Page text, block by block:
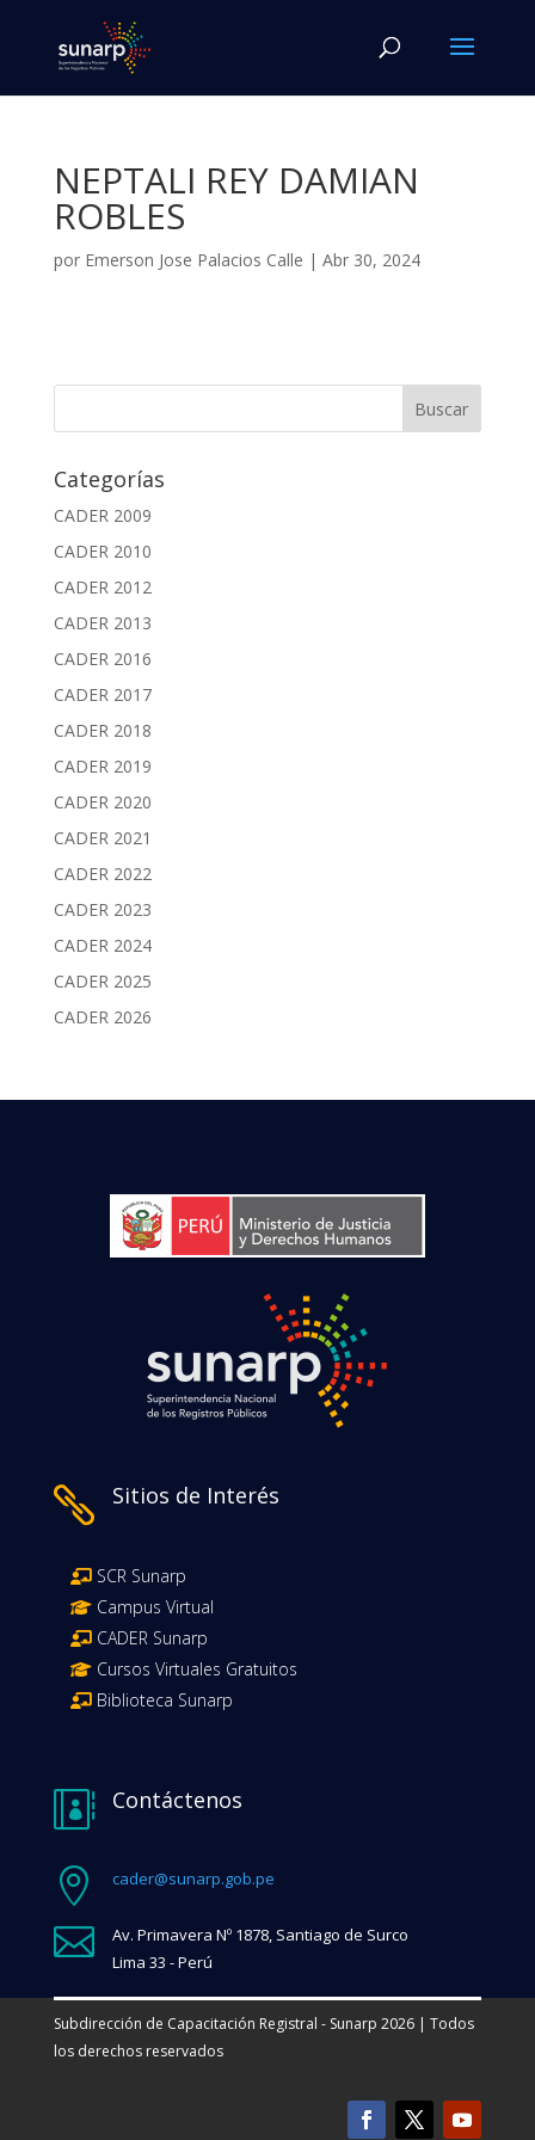
NEPTALI REY DAMIAN
ROBLES
por Emerson Jose Palacios Calle | Abr 30, 2024
Categorías
CADER 2009
CADER 2010
CADER 2012
CADER 2013
CADER 2016
CADER 2017
CADER 2018
CADER 2019
CADER 2020
CADER 2021
CADER 2022
CADER 2023
CADER 2024
CADER 2025
CADER 2026
 Sitios de Interés
SCR Sunarp
Campus Virtual
CADER Sunarp
Cursos Virtuales Gratuitos
Biblioteca Sunarp
 Contáctenos
 cader@sunarp.gob.pe

Av. Primavera Nº 1878, Santiago de Surco
Lima 33 - Perú
Subdirección de Capacitación Registral - Sunarp 2026 | Todos
los derechos reservados